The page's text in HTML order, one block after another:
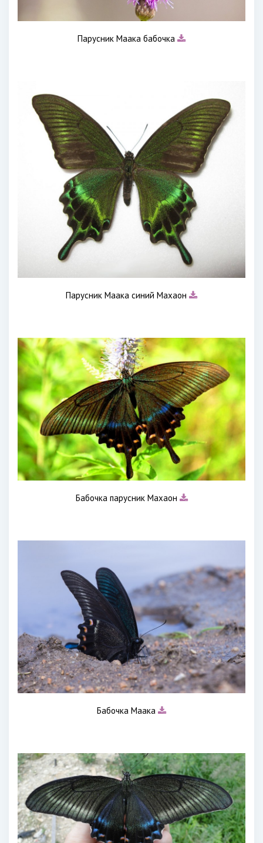
Парусник Маака бабочка
Парусник Маака синий Махаон
Бабочка парусник Махаон
Бабочка Маака